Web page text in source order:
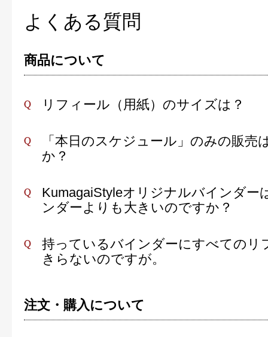
よくある質問
商品について
リフィール（用紙）のサイズは？
「本日のスケジュール」のみの販売
か？
KumagaiStyleオリジナルバインダー
ンダーよりも大きいのですか？
持っているバインダーにすべてのリ
きらないのですが。
注文・購入について